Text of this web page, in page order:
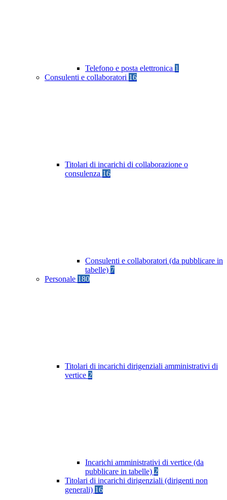
Telefono e posta elettronica 1
Consulenti e collaboratori 16
Titolari di incarichi di collaborazione o
consulenza 16
Consulenti e collaboratori (da pubblicare in
tabelle) 7
Personale 180
Titolari di incarichi dirigenziali amministrativi di
vertice 2
Incarichi amministrativi di vertice (da
pubblicare in tabelle) 2
Titolari di incarichi dirigenziali (dirigenti non
generali) 16